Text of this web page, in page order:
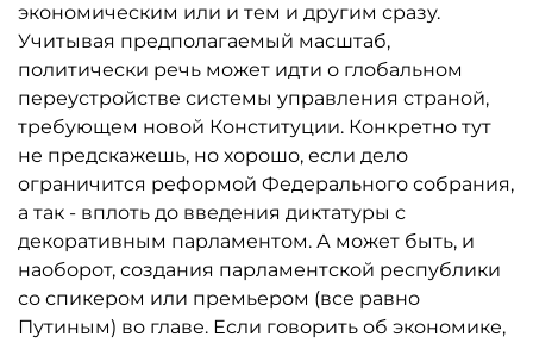
экономическим или и тем и другим сразу.
Учитывая предполагаемый масштаб,
политически речь может идти о глобальном
переустройстве системы управления страной,
требующем новой Конституции. Конкретно тут
не предскажешь, но хорошо, если дело
ограничится реформой Федерального собрания,
а так - вплоть до введения диктатуры с
декоративным парламентом. А может быть, и
наоборот, создания парламентской республики
со спикером или премьером (все равно
Путиным) во главе. Если говорить об экономике,